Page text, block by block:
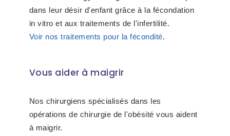
dans leur désir d'enfant grâce à la fécondation
in vitro et aux traitements de l'infertilité.
Voir nos traitements pour la fécondité.
Vous aider à maigrir
Nos chirurgiens spécialisés dans les
opérations de chirurgie de l'obésité vous aident
à maigrir.